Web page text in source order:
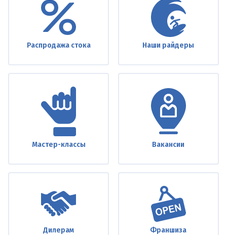
Распродажа стока Наши райдеры
Мастер-классы Вакансии
Дилерам Франшиза